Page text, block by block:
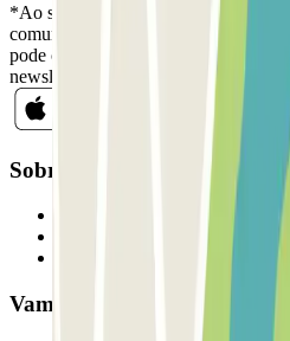
*Ao subscrever, aceita a nossa
comunicações comerciais da
pode cancelar a sua subscrição
newsletter.
Sobre a Parclick
Os nossos parques de
Vamos colaborar?